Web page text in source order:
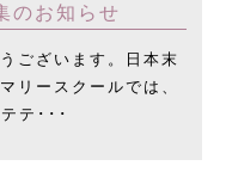
のお知らせ
ございます。日本末
ースクールでは、
テ･･･